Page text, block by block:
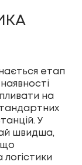
етап
на
У
швидша,
що
логістики